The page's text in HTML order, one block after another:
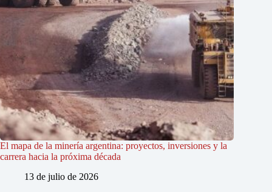
El mapa de la minería argentina: proyectos, inversiones y la
carrera hacia la próxima década
13 de julio de 2026